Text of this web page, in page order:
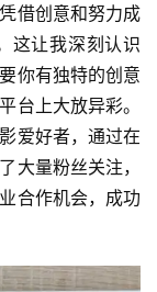
借创意和努力成
这让我深刻认识
你有独特的创意
台上大放异彩。
爱好者，通过在
大量粉丝关注，
合作机会，成功